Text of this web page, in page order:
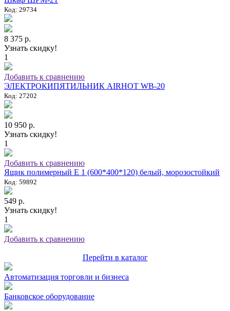
Код: 29734
8 375 р.
Узнать скидку!
1
Добавить к сравнению
ЭЛЕКТРОКИПЯТИЛЬНИК AIRHOT WB-20
Код: 27202
10 950 р.
Узнать скидку!
1
Добавить к сравнению
Ящик полимерный E 1 (600*400*120) белый, морозостойкий
Код: 59892
549 р.
Узнать скидку!
1
Добавить к сравнению
Перейти в каталог
Автоматизация торговли и бизнеса
Банковское оборудование